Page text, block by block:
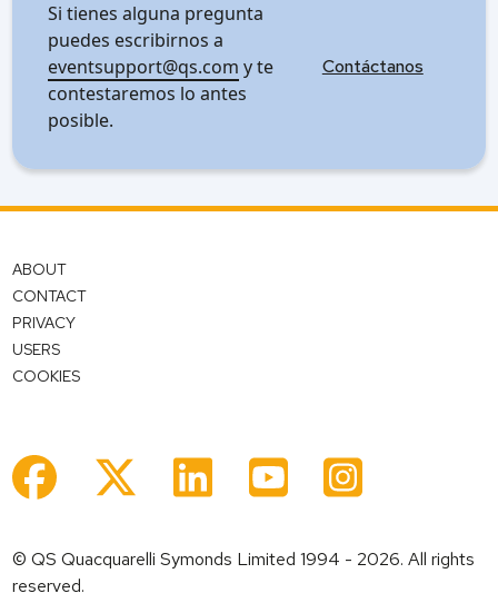
Si tienes alguna pregunta
puedes escribirnos a
eventsupport@qs.com y te
contestaremos lo antes
posible.
Contáctanos
ABOUT
CONTACT
PRIVACY
USERS
COOKIES
© QS Quacquarelli Symonds Limited 1994 - 2026. All rights
reserved.